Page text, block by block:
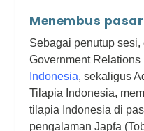
Menembus
Sebagai penutup sesi,
Government Relations
Indonesia, sekaligus
Tilapia Indonesia,
tilapia Indonesia di
pengalaman Japfa